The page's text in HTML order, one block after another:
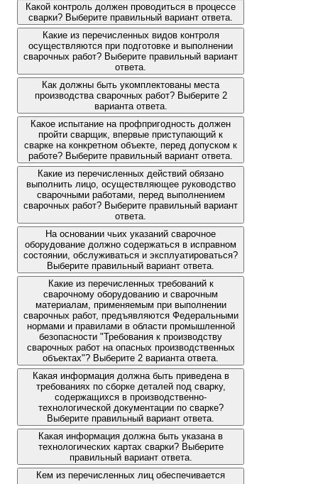
Какой контроль должен проводиться в процессе
сварки? Выберите правильный вариант ответа.
Какие из перечисленных видов контроля
осуществляются при подготовке и выполнении
сварочных работ? Выберите правильный вариант
ответа.
Как должны быть укомплектованы места
производства сварочных работ? Выберите 2
варианта ответа.
Какое испытание на профпригодность должен
пройти сварщик, впервые приступающий к
сварке на конкретном объекте, перед допуском к
работе? Выберите правильный вариант ответа.
Какие из перечисленных действий обязано
выполнить лицо, осуществляющее руководство
сварочными работами, перед выполнением
сварочных работ? Выберите правильный вариант
ответа.
На основании чьих указаний сварочное
оборудование должно содержаться в исправном
состоянии, обслуживаться и эксплуатироваться?
Выберите правильный вариант ответа.
Какие из перечисленных требований к
сварочному оборудованию и сварочным
материалам, применяемым при выполнении
сварочных работ, предъявляются Федеральными
нормами и правилами в области промышленной
безопасности "Требования к производству
сварочных работ на опасных производственных
объектах"? Выберите 2 варианта ответа.
Какая информация должна быть приведена в
требованиях по сборке деталей под сварку,
содержащихся в производственно-
технологической документации по сварке?
Выберите правильный вариант ответа.
Какая информация должна быть указана в
технологических картах сварки? Выберите
правильный вариант ответа.
Кем из перечисленных лиц обеспечивается